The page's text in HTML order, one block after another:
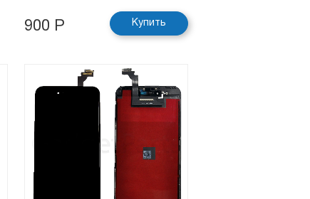
900 Р Купить